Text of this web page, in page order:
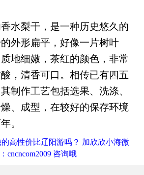
水梨干，是一种历史悠久的
外形扁平，好像一片树叶
质地细嫩，茶红的颜色，非常
，清香可口。相传已有四五
制作工艺包括选果、洗涤、
、成型，在较好的保存环境
。
高性价比辽阳游吗？ 加欣欣小海微
cncncom2009 咨询哦